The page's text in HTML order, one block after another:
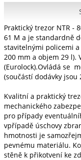
Praktický trezor NTR -
61 M a je standardně
stavitelnými policemi
200 mm a objem 29 l).
(Eurolock).Ovládá se
(součástí dodávky jsou
Kvalitní a praktický
mechanického
pro případy
vpřípadě úschovy
hmotnosti je
pevnému materiálu.
stěně k přikotvení ke